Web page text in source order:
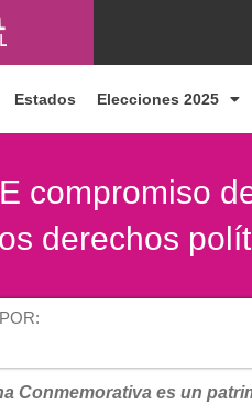
Estados Elecciones 2025
compromiso
derechos
Conmemorativa es un